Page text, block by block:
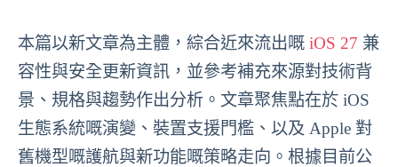
本篇以新文章為主體，綜合近來流出嘅 iOS 27 兼
容性與安全更新資訊，並參考補充來源對技術背
景、規格與趨勢作出分析。文章聚焦點在於 iOS
生態系統嘅演變、裝置支援門檻、以及 Apple 對
舊機型嘅護航與新功能嘅策略走向。根據目前公